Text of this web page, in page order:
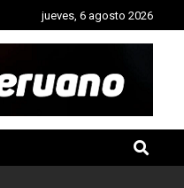
jueves, 6 agosto 2026